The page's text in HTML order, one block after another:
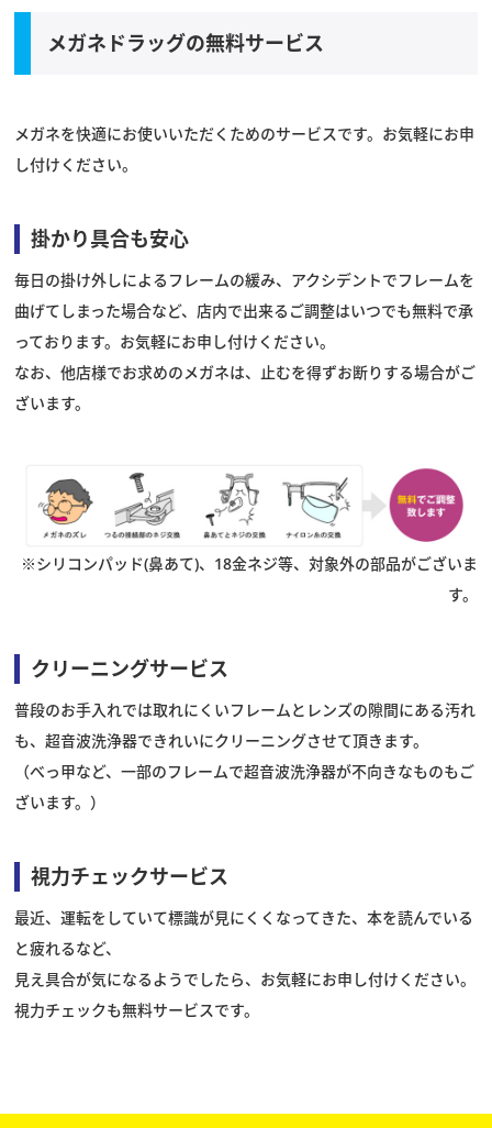
メガネドラッグの無料サービス
メガネを快適にお使いいただくためのサービスです。お気軽にお申
し付けください。
掛かり具合も安心
毎日の掛け外しによるフレームの緩み、アクシデントでフレームを
曲げてしまった場合など、店内で出来るご調整はいつでも無料で承
っております。お気軽にお申し付けください。
なお、他店様でお求めのメガネは、止むを得ずお断りする場合がご
ざいます。
※シリコンパッド(鼻あて)、18金ネジ等、対象外の部品がございま
す。
クリーニングサービス
普段のお手入れでは取れにくいフレームとレンズの隙間にある汚れ
も、超音波洗浄器できれいにクリーニングさせて頂きます。
（べっ甲など、一部のフレームで超音波洗浄器が不向きなものもご
ざいます。）
視力チェックサービス
最近、運転をしていて標識が見にくくなってきた、本を読んでいる
と疲れるなど、
見え具合が気になるようでしたら、お気軽にお申し付けください。
視力チェックも無料サービスです。